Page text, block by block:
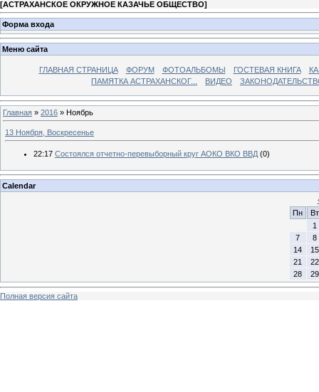
[АСТРАХАНСКОЕ ОКРУЖНОЕ КАЗАЧЬЕ ОБЩЕСТВО]
Форма входа
Меню сайта
ГЛАВНАЯ СТРАНИЦА ФОРУМ ФОТОАЛЬБОМЫ ГОСТЕВАЯ КНИГА
ПАМЯТКА АСТРАХАНСКОГ...
ВИДЕО
Главная » 2016 » Ноябрь
13 Ноября, Воскресенье
22:17 Состоялся отчетно-перевыборный круг АОКО ВКО ВВД (0)
Calendar
Пн
Вт
1
7
8
14
15
21
22
28
29
Полная версия сайта